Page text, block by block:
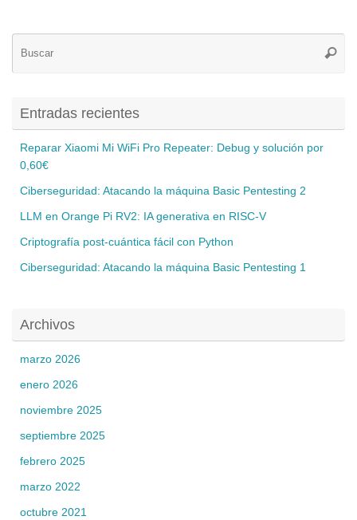
Entradas recientes
Reparar Xiaomi Mi WiFi Pro Repeater: Debug y solución por
0,60€
Ciberseguridad: Atacando la máquina Basic Pentesting 2
LLM en Orange Pi RV2: IA generativa en RISC-V
Criptografía post-cuántica fácil con Python
Ciberseguridad: Atacando la máquina Basic Pentesting 1
Archivos
marzo 2026
enero 2026
noviembre 2025
septiembre 2025
febrero 2025
marzo 2022
octubre 2021